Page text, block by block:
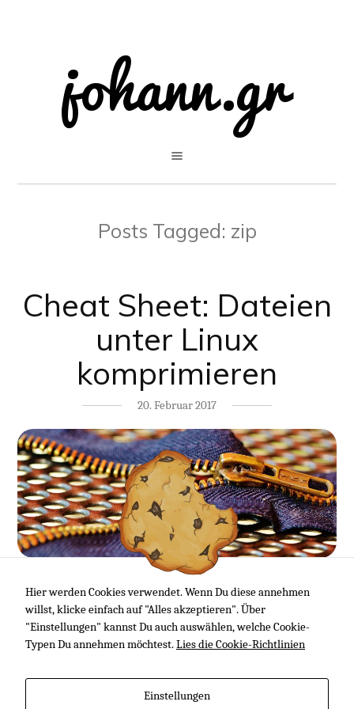
Posts Tagged: zip
Cheat Sheet: Dateien
unter Linux
komprimieren
20. Februar 2017
Es soll ja immer wieder vorkommen, dass man unter Linux
beispielsweise größere Logs o. ä. komprimieren möchte. Hier ein
kleines Cheat sheet, welches einige Möglichkeiten kurz und
knapp aufzeigt. :)
Artikel lesen
Hier werden Cookies verwendet. Wenn Du diese annehmen
willst, klicke einfach auf "Alles akzeptieren". Über
"Einstellungen" kannst Du auch auswählen, welche Cookie-
Typen Du annehmen möchtest.Lies die Cookie-Richtlinien
Einstellungen